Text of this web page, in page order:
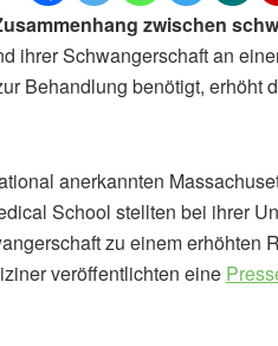
zwischen
ihrer Schwangerschaft an
Behandlung benötigt, erhöht
anerkannten
School stellten bei ihrer
zu einem erhöhten
veröffentlichten eine